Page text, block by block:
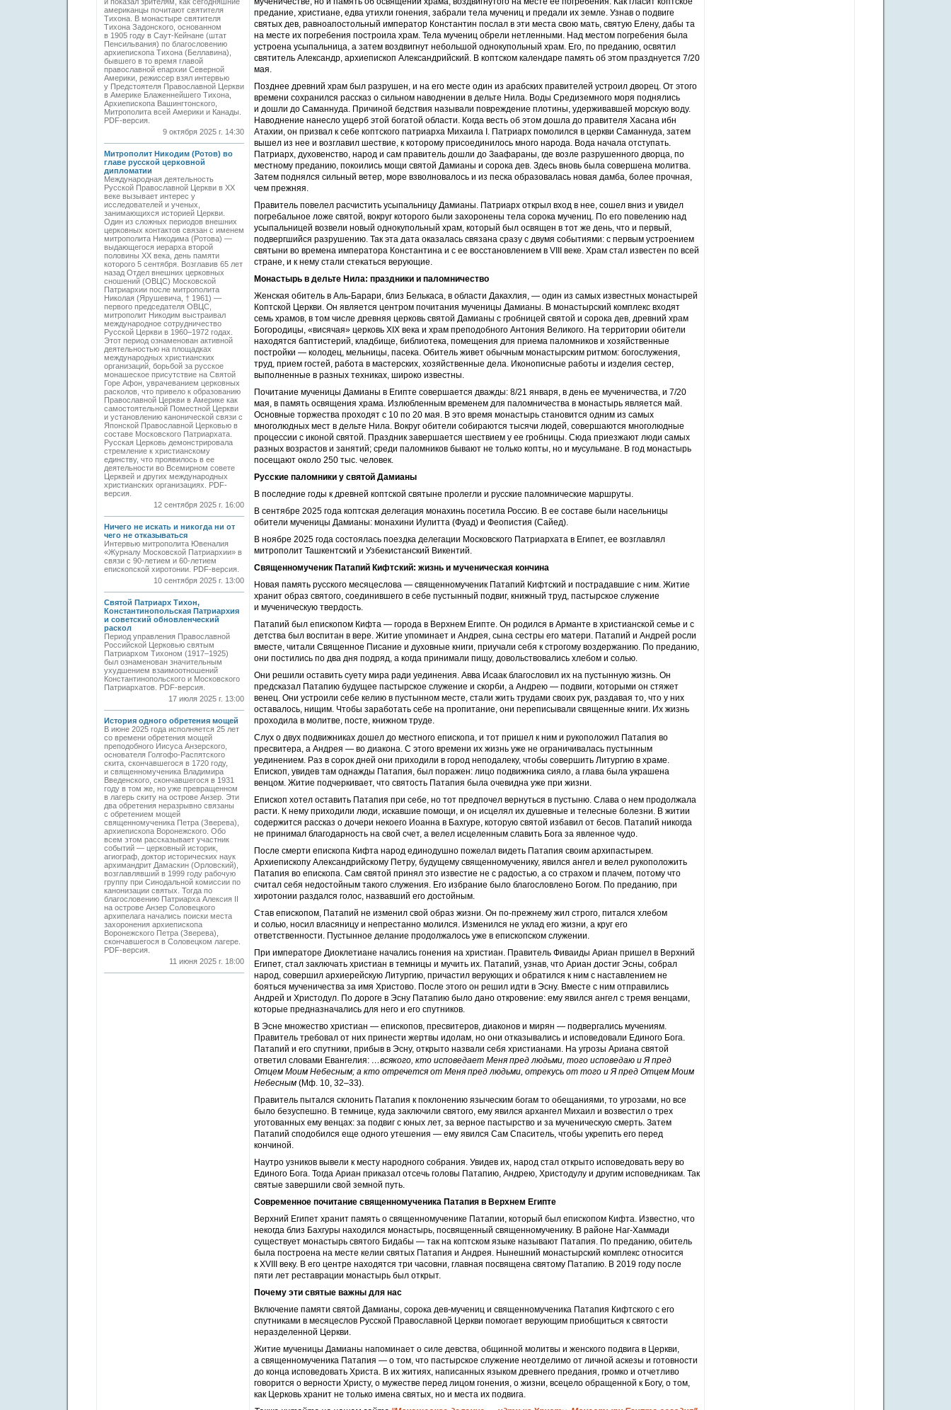
американцы почитают святителя
Тихона. В монастыре святителя
Тихона Задонского, основанном
в 1905 году в Саут-Кейнане (штат
Пенсильвания) по благословению
архиепископа Тихона (Беллавина),
бывшего в то время главой
православной епархии Северной
Америки, режиссер взял интервью
у Предстоятеля Православной Церкви
в Америке Блаженнейшего Тихона,
Архиепископа Вашингтонского,
Митрополита всей Америки и Канады.
PDF-версия.
9 октября 2025 г. 14:30
Митрополит Никодим (Ротов) во
главе русской церковной
дипломатии
Международная деятельность
Русской Православной Церкви в ХХ
веке вызывает интерес у
исследователей и ученых,
занимающихся историей Церкви.
Один из сложных периодов внешних
церковных контактов связан с именем
митрополита Никодима (Ротова) —
выдающегося иерарха второй
половины ХХ века, день памяти
которого 5 сентября. Возглавив 65 лет
назад Отдел внешних церковных
сношений (ОВЦС) Московской
Патриархии после митрополита
Николая (Ярушевича, † 1961) —
первого председателя ОВЦС,
митрополит Никодим выстраивал
международное сотрудничество
Русской Церкви в 1960–1972 годах.
Этот период ознаменован активной
деятельностью на площадках
международных христианских
организаций, борьбой за русское
монашеское присутствие на Святой
Горе Афон, уврачеванием церковных
расколов, что привело к образованию
Православной Церкви в Америке как
самостоятельной Поместной Церкви
и установлению канонической связи с
Японской Православной Церковью в
составе Московского Патриархата.
Русская Церковь демонстрировала
стремление к христианскому
единству, что проявилось в ее
деятельности во Всемирном совете
Церквей и других международных
христианских организациях. PDF-
версия.
12 сентября 2025 г. 16:00
Ничего не искать и никогда ни от
чего не отказываться
Интервью митрополита Ювеналия
«Журналу Московской Патриархии» в
связи с 90-летием и 60-летием
епископской хиротонии. PDF-версия.
10 сентября 2025 г. 13:00
Святой Патриарх Тихон,
Константинопольская Патриархия
и советский обновленческий
раскол
Период управления Православной
Российской Церковью святым
Патриархом Тихоном (1917–1925)
был ознаменован значительным
ухудшением взаимоотношений
Константинопольского и Московского
Патриархатов. PDF-версия.
17 июля 2025 г. 13:00
История одного обретения мощей
В июне 2025 года исполняется 25 лет
со времени обретения мощей
преподобного Иисуса Анзерского,
основателя Голгофо-Распятского
скита, скончавшегося в 1720 году,
и священномученика Владимира
Введенского, скончавшегося в 1931
году в том же, но уже превращенном
в лагерь скиту на острове Анзер. Эти
два обретения неразрывно связаны
с обретением мощей
священномученика Петра (Зверева),
архиепископа Воронежского. Обо
всем этом рассказывает участник
событий — церковный историк,
агиограф, доктор исторических наук
архимандрит Дамаскин (Орловский),
возглавлявший в 1999 году рабочую
группу при Синодальной комиссии по
канонизации святых. Тогда по
благословению Патриарха Алексия II
на острове Анзер Соловецкого
архипелага начались поиски места
захоронения архиепископа
Воронежского Петра (Зверева),
скончавшегося в Соловецком лагере.
PDF-версия.
11 июня 2025 г. 18:00
предание, христиане, едва утихли гонения, забрали тела мучениц и предали их земле. Узнав о подвиге
святых дев, равноапостольный император Константин послал в эти места свою мать, святую Елену, дабы та
на месте их погребения построила храм. Тела мучениц обрели нетленными. Над местом погребения была
устроена усыпальница, а затем воздвигнут небольшой однокупольный храм. Его, по преданию, освятил
святитель Александр, архиепископ Александрийский. В коптском календаре память об этом празднуется 7/20
мая.
Позднее древний храм был разрушен, и на его месте один из арабских правителей устроил дворец. От этого
времени сохранился рассказ о сильном наводнении в дельте Нила. Воды Средиземного моря поднялись
и дошли до Саманнуда. Причиной бедствия называли повреждение плотины, удерживавшей морскую воду.
Наводнение нанесло ущерб этой богатой области. Когда весть об этом дошла до правителя Хасана ибн
Атахии, он призвал к себе коптского патриарха Михаила I. Патриарх помолился в церкви Саманнуда, затем
вышел из нее и возглавил шествие, к которому присоединилось много народа. Вода начала отступать.
Патриарх, духовенство, народ и сам правитель дошли до Заафараны, где возле разрушенного дворца, по
местному преданию, покоились мощи святой Дамианы и сорока дев. Здесь вновь была совершена молитва.
Затем поднялся сильный ветер, море взволновалось и из песка образовалась новая дамба, более прочная,
чем прежняя.
Правитель повелел расчистить усыпальницу Дамианы. Патриарх открыл вход в нее, сошел вниз и увидел
погребальное ложе святой, вокруг которого были захоронены тела сорока мучениц. По его повелению над
усыпальницей возвели новый однокупольный храм, который был освящен в тот же день, что и первый,
подвергшийся разрушению. Так эта дата оказалась связана сразу с двумя событиями: с первым устроением
святыни во времена императора Константина и с ее восстановлением в VIII веке. Храм стал известен по всей
стране, и к нему стали стекаться верующие.
Монастырь в дельте Нила: праздники и паломничество
Женская обитель в Аль-Барари, близ Белькаса, в области Дакахлия, — один из самых известных монастырей
Коптской Церкви. Он является центром почитания мученицы Дамианы. В монастырский комплекс входят
семь храмов, в том числе древняя церковь святой Дамианы с гробницей святой и сорока дев, древний храм
Богородицы, «висячая» церковь XIX века и храм преподобного Антония Великого. На территории обители
находятся баптистерий, кладбище, библиотека, помещения для приема паломников и хозяйственные
постройки — колодец, мельницы, пасека. Обитель живет обычным монастырским ритмом: богослужения,
труд, прием гостей, работа в мастерских, хозяйственные дела. Иконописные работы и изделия сестер,
выполненные в разных техниках, широко известны.
Почитание мученицы Дамианы в Египте совершается дважды: 8/21 января, в день ее мученичества, и 7/20
мая, в память освящения храма. Излюбленным временем для паломничества в монастырь является май.
Основные торжества проходят с 10 по 20 мая. В это время монастырь становится одним из самых
многолюдных мест в дельте Нила. Вокруг обители собираются тысячи людей, совершаются многолюдные
процессии с иконой святой. Праздник завершается шествием у ее гробницы. Сюда приезжают люди самых
разных возрастов и занятий; среди паломников бывают не только копты, но и мусульмане. В год монастырь
посещают около 250 тыс. человек.
Русские паломники у святой Дамианы
В последние годы к древней коптской святыне пролегли и русские паломнические маршруты.
В сентябре 2025 года коптская делегация монахинь посетила Россию. В ее составе были насельницы
обители мученицы Дамианы: монахини Иулитта (Фуад) и Феопистия (Сайед).
В ноябре 2025 года состоялась поездка делегации Московского Патриархата в Египет, ее возглавлял
митрополит Ташкентский и Узбекистанский Викентий.
Священномученик Патапий Кифтский: жизнь и мученическая кончина
Новая память русского месяцеслова — священномученик Патапий Кифтский и пострадавшие с ним. Житие
хранит образ святого, соединившего в себе пустынный подвиг, книжный труд, пастырское служение
и мученическую твердость.
Патапий был епископом Кифта — города в Верхнем Египте. Он родился в Арманте в христианской семье и с
детства был воспитан в вере. Житие упоминает и Андрея, сына сестры его матери. Патапий и Андрей росли
вместе, читали Священное Писание и духовные книги, приучали себя к строгому воздержанию. По преданию,
они постились по два дня подряд, а когда принимали пищу, довольствовались хлебом и солью.
Они решили оставить суету мира ради уединения. Авва Исаак благословил их на пустынную жизнь. Он
предсказал Патапию будущее пастырское служение и скорби, а Андрею — подвиги, которыми он стяжет
венец. Они устроили себе келию в пустынном месте, стали жить трудами своих рук, раздавая то, что у них
оставалось, нищим. Чтобы заработать себе на пропитание, они переписывали священные книги. Их жизнь
проходила в молитве, посте, книжном труде.
Слух о двух подвижниках дошел до местного епископа, и тот пришел к ним и рукоположил Патапия во
пресвитера, а Андрея — во диакона. С этого времени их жизнь уже не ограничивалась пустынным
уединением. Раз в сорок дней они приходили в город неподалеку, чтобы совершить Литургию в храме.
Епископ, увидев там однажды Патапия, был поражен: лицо подвижника сияло, а глава была украшена
венцом. Житие подчеркивает, что святость Патапия была очевидна уже при жизни.
Епископ хотел оставить Патапия при себе, но тот предпочел вернуться в пустыню. Слава о нем продолжала
расти. К нему приходили люди, искавшие помощи, и он исцелял их душевные и телесные болезни. В житии
содержится рассказ о дочери некоего Иоанна в Бахгуре, которую святой избавил от бесов. Патапий никогда
не принимал благодарность на свой счет, а велел исцеленным славить Бога за явленное чудо.
После смерти епископа Кифта народ единодушно пожелал видеть Патапия своим архипастырем.
Архиепископу Александрийскому Петру, будущему священномученику, явился ангел и велел рукоположить
Патапия во епископа. Сам святой принял это известие не с радостью, а со страхом и плачем, потому что
считал себя недостойным такого служения. Его избрание было благословлено Богом. По преданию, при
хиротонии раздался голос, назвавший его достойным.
Став епископом, Патапий не изменил свой образ жизни. Он по-прежнему жил строго, питался хлебом
и солью, носил власяницу и непрестанно молился. Изменился не уклад его жизни, а круг его
ответственности. Пустынное делание продолжалось уже в епископском служении.
При императоре Диоклетиане начались гонения на христиан. Правитель Фиваиды Ариан пришел в Верхний
Египет, стал заключать христиан в темницы и мучить их. Патапий, узнав, что Ариан достиг Эсны, собрал
народ, совершил архиерейскую Литургию, причастил верующих и обратился к ним с наставлением не
бояться мученичества за имя Христово. После этого он решил идти в Эсну. Вместе с ним отправились
Андрей и Христодул. По дороге в Эсну Патапию было дано откровение: ему явился ангел с тремя венцами,
которые предназначались для него и его спутников.
В Эсне множество христиан — епископов, пресвитеров, диаконов и мирян — подвергались мучениям.
Правитель требовал от них принести жертвы идолам, но они отказывались и исповедовали Единого Бога.
Патапий и его спутники, прибыв в Эсну, открыто назвали себя христианами. На угрозы Ариана святой
ответил словами Евангелия: …всякого, кто исповедает Меня пред людьми, того исповедаю и Я пред
Отцем Моим Небесным; а кто отречется от Меня пред людьми, отрекусь от того и Я пред Отцем Моим
Небесным (Мф. 10, 32–33).
Правитель пытался склонить Патапия к поклонению языческим богам то обещаниями, то угрозами, но все
было безуспешно. В темнице, куда заключили святого, ему явился архангел Михаил и возвестил о трех
уготованных ему венцах: за подвиг с юных лет, за верное пастырство и за мученическую смерть. Затем
Патапий сподобился еще одного утешения — ему явился Сам Спаситель, чтобы укрепить его перед
кончиной.
Наутро узников вывели к месту народного собрания. Увидев их, народ стал открыто исповедовать веру во
Единого Бога. Тогда Ариан приказал отсечь головы Патапию, Андрею, Христодулу и другим исповедникам. Так
святые завершили свой земной путь.
Современное почитание священномученика Патапия в Верхнем Египте
Верхний Египет хранит память о священномученике Патапии, который был епископом Кифта. Известно, что
некогда близ Бахгуры находился монастырь, посвященный священномученику. В районе Наг-Хаммади
существует монастырь святого Бидабы — так на коптском языке называют Патапия. По преданию, обитель
была построена на месте келии святых Патапия и Андрея. Нынешний монастырский комплекс относится
к XVIII веку. В его центре находятся три часовни, главная посвящена святому Патапию. В 2019 году после
пяти лет реставрации монастырь был открыт.
Почему эти святые важны для нас
Включение памяти святой Дамианы, сорока дев-мучениц и священномученика Патапия Кифтского с его
спутниками в месяцеслов Русской Православной Церкви помогает верующим приобщиться к святости
неразделенной Церкви.
Житие мученицы Дамианы напоминает о силе девства, общинной молитвы и женского подвига в Церкви,
а священномученика Патапия — о том, что пастырское служение неотделимо от личной аскезы и готовности
до конца исповедовать Христа. В их житиях, написанных языком древнего предания, громко и отчетливо
говорится о верности Христу, о мужестве перед лицом гонения, о жизни, всецело обращенной к Богу, о том,
как Церковь хранит не только имена святых, но и места их подвига.